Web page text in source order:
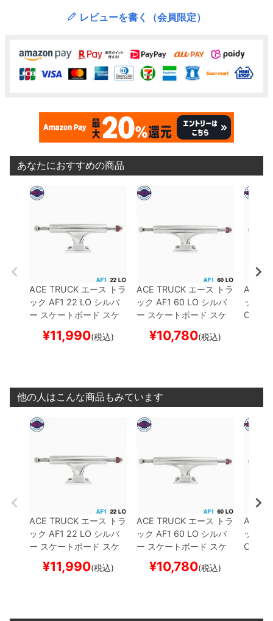
レビューを書く（会員限定）
あなたにおすすめの商品
ACE TRUCK エース
トラ
ック AF1 22 LO シルバ
ー スケートボード スケ
¥11,990(税込)
ACE TRUCK エース
トラ
ック AF1 60 LO シルバ
ー スケートボード スケ
¥10,780(税込)
ACE
ック
O
他の人はこんな商品もみています
ACE TRUCK エース
トラ
ック AF1 22 LO シルバ
ー スケートボード スケ
ボー
¥11,990(税込)
ACE TRUCK エース
トラ
ック AF1 60 LO シルバ
ー スケートボード スケ
ボー
¥10,780(税込)
ACE
ック
O